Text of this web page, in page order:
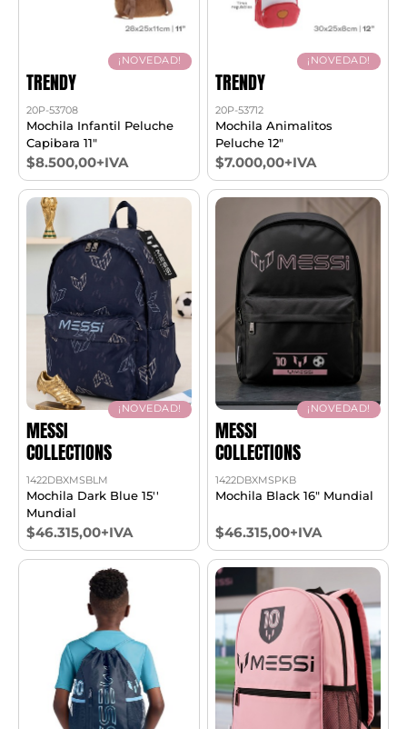
¡NOVEDAD!
TRENDY
20P-53708
Mochila Infantil Peluche
Capibara 11"
$8.500,00+IVA
¡NOVEDAD!
TRENDY
20P-53712
Mochila Animalitos
Peluche 12"
$7.000,00+IVA
¡NOVEDAD!
MESSI
COLLECTIONS
1422DBXMSBLM
Mochila Dark Blue 15''
Mundial
$46.315,00+IVA
¡NOVEDAD!
MESSI
COLLECTIONS
1422DBXMSPKB
Mochila Black 16" Mundial
$46.315,00+IVA